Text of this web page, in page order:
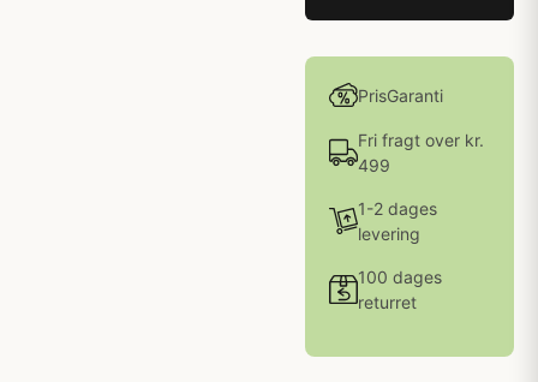
PrisGaranti
Fri fragt over kr.
499
1-2 dages
levering
100 dages
returret